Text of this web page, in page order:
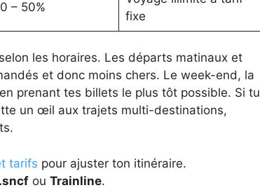
– 50%
fixe
les horaires. Les départs matinaux et
et donc moins chers. Le week-end, la
prenant tes billets le plus tôt possible. Si tu
un œil aux trajets multi-destinations,
tarifs pour ajuster ton itinéraire.
ouTrainline.